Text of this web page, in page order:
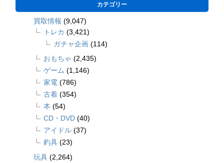
カテゴリー
買取情報 (9,047)
トレカ (3,421)
ガチャ企画 (114)
おもちゃ (2,435)
ゲーム (1,146)
家電 (786)
古着 (354)
本 (54)
CD・DVD (40)
アイドル (37)
釣具 (23)
玩具 (2,264)